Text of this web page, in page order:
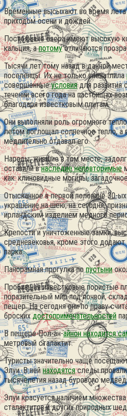
Временные высыхают во время
приходом осени и дождей.
Постоянные озера имеют высокую
кальция, апотомуотличаются
Тысячи лет тому назад в данной
поселенцы. Их не только впечатлила
совершенныеусловиядля развития
течении всего года на пастбищах
благодаря известковым плитам.
Они выполняли роль огромного
летом поглощал солнечное тепло, а
медлительно отдавал его.
Народы, жившие в том месте,
оставили внаследие неповторимые
как: клиновидные могилы,
Отысканное в первой половине 30-
украшение на шею, на сегодня,
ирландским изделием медного
Крепости и уничтоженные замки,
средневековья, кроме этого
парка.
Панорамная прогулка попустыни
Пробившая известковые пористые
поразительный мир под почвой,
пещер. На сегодня они по праву
броскихдостопримечательностей
В пещере Пол-ан-айнон находится
метровый сталактит.
Туристы значительно чаще
Элуи. В нейнаходятсяследы
тысячелетия назад бурового
Элуи красуется наличием
сталактитов и других природных